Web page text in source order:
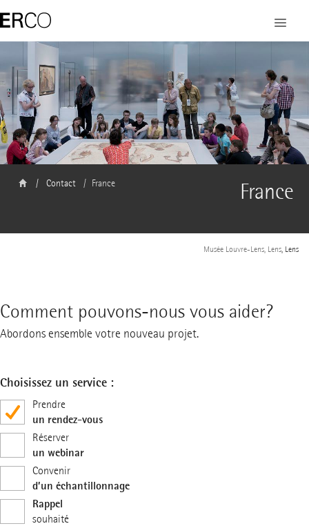
France
Contact France
Musée Louvre-Lens, Lens, Lens
Comment pouvons-nous vous aider?
Abordons ensemble votre nouveau projet.
Choisissez un service :
Prendre
un rendez-vous
Réserver
un webinar
Convenir
d’un échantillonnage
Rappel
souhaité